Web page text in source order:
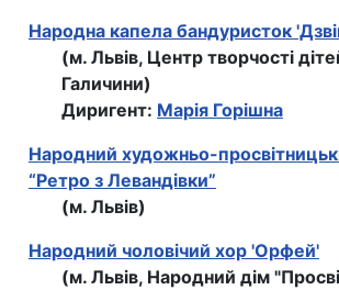
Народна капела бандуристок
(м. Львів, Центр творчості
Галичини)
Диригент: Марія Горішна
Народний художньо-
“Ретро з Левандівки”
(м. Львів)
Народний чоловічий хор 'Орфей'
(м. Львів, Народний дім